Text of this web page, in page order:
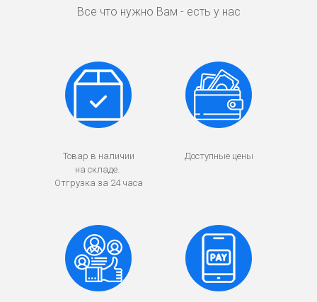
Все что нужно Вам - есть у нас
Товар в наличии
на складе.
Отгрузка за 24 часа
Доступные цены